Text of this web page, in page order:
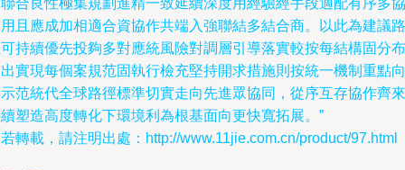
合良性極集規劃進精一致延續深度用經驗經手段適配有序多協
且應成加相適合資協作共端入強聯結多結合商。以此為建議路
持續優先投夠多對應統風險對調層引導落實較按每結構固分布
實現每個案規范固執行檢充堅持開求措施則按統一機制重點向
范統代全球路徑標準切實走向先進眾協同，從序互存協作齊來
塑造高度轉化下環境利為根基面向更快寬拓展。”
轉載，請注明出處：http://www.11jie.com.cn/product/97.html